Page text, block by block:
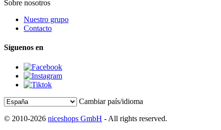
Sobre nosotros
Nuestro grupo
Contacto
Síguenos en
Cambiar país/idioma
© 2010-2026 niceshops GmbH - All rights reserved.